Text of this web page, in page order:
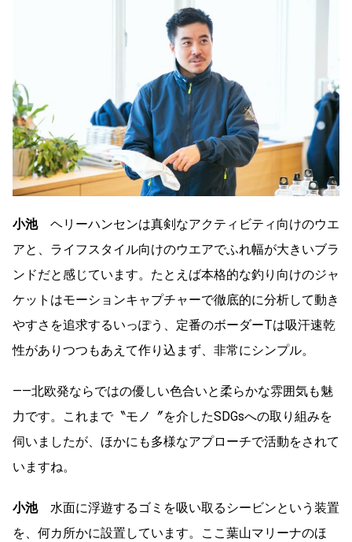
小池ヘリーハンセンは真剣なアクティビティ向けのウエ
アと、ライフスタイル向けのウエアでふれ幅が大きいブラ
ンドだと感じています。たとえば本格的な釣り向けのジャ
ケットはモーションキャプチャーで徹底的に分析して動き
やすさを追求するいっぽう、定番のボーダーTは吸汗速乾
性がありつつもあえて作り込まず、非常にシンプル。
――北欧発ならではの優しい色合いと柔らかな雰囲気も魅
力です。これまで〝モノ〞を介したSDGsへの取り組みを
伺いましたが、ほかにも多様なアプローチで活動をされて
いますね。
小池水面に浮遊するゴミを吸い取るシービンという装置
を、何カ所かに設置しています。ここ葉山マリーナのほ